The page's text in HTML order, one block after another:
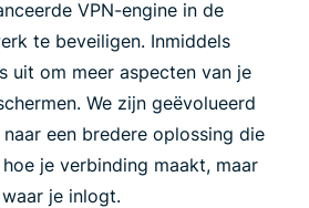
VPN-engine in de
te beveiligen. Inmiddels
uit om meer aspecten van je
We zijn geëvolueerd
een bredere oplossing die
je verbinding maakt, maar
je inlogt.